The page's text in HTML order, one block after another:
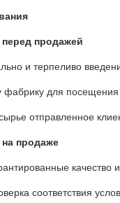
продажей
и терпеливо
фабрику для
отправленное
продаже
качество
соответствия